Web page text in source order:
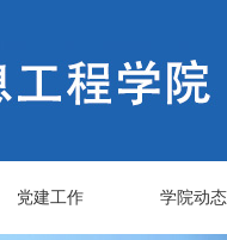
党建工作 学院动态